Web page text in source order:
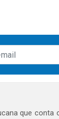
que